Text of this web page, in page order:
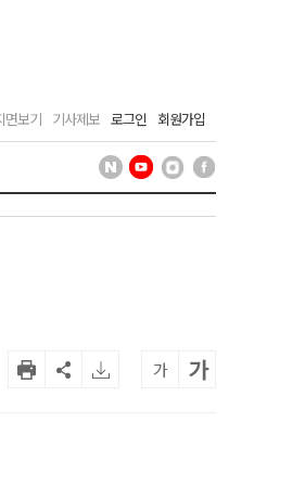
면보기 기사제보 로그인 회원가입
가 가